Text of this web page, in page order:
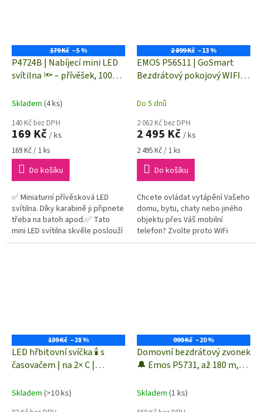
179 Kč –5 %
P4724B | Nabíjecí mini LED
svítilna 🔦 – přívěšek, 100
Skladem (4 ks)
140 Kč bez DPH
169 Kč / ks
Měrná
cena:
169 Kč / 1 ks
Do košíku
✅ Miniaturní přívěsková LED
svítilna. Díky karabině ji připnete
třeba na batoh apod.✅ Tato
mini LED svítilna skvěle poslouží
jako výkonný zdroj světla✅ LED
2 899 Kč –13 %
EMOS P56S11 | GoSmart
Bezdrátový pokojový WIFI
komunikací
Do 5 dnů
2 062 Kč bez DPH
2 495 Kč / ks
Měrná
cena:
2 495 Kč / 1 ks
Do košíku
Chcete ovládat vytápění Vašeho
domu, bytu, chaty nebo jiného
objektu přes Váš mobilní
telefon? Zvolte proto WiFi
termostat. Budete mít přehled
139 Kč –28 %
LED hřbitovní svíčka 🕯️ s
časovačem | na 2× C |
DCCV21
Skladem (>10 ks)
999 Kč –20 %
Domovní bezdrátový zvonek
🔔 Emos P5731, až 180 m,
Skladem (1 ks)